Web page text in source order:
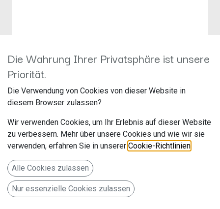
Caratec Vision CAV220X-
DB.SB
Artikelnummer: CAV220X-DB.SB
Caratec GmbH
Cal-Bosch-Str. 7
76829 Landau
Deutschland www.caratec.de
Die Wahrung Ihrer Privatsphäre ist unsere
Priorität.
Die Verwendung von Cookies von dieser Website in
diesem Browser zulassen?
Wir verwenden Cookies, um Ihr Erlebnis auf dieser Website
zu verbessern. Mehr über unsere Cookies und wie wir sie
verwenden, erfahren Sie in unserer Cookie-Richtlinien
Alle Cookies zulassen
Nur essenzielle Cookies zulassen